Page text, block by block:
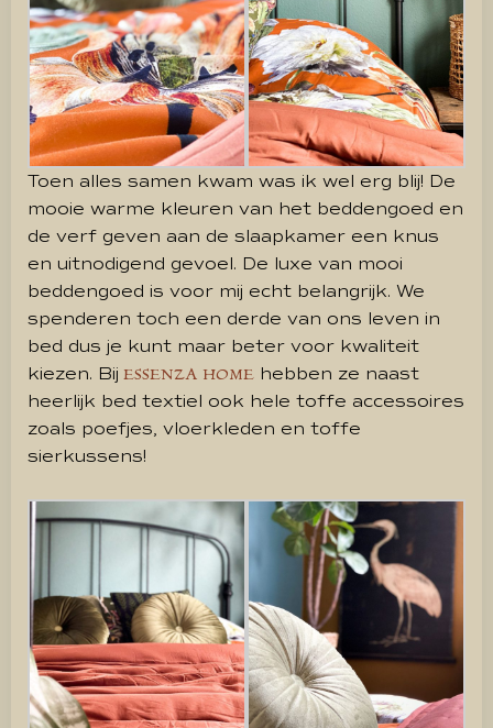
Toen alles samen kwam was ik wel erg blij! De
mooie warme kleuren van het beddengoed en
de verf geven aan de slaapkamer een knus
en uitnodigend gevoel. De luxe van mooi
beddengoed is voor mij echt belangrijk. We
spenderen toch een derde van ons leven in
bed dus je kunt maar beter voor kwaliteit
kiezen. Bij ESSENZA HOME hebben ze naast
heerlijk bed textiel ook hele toffe accessoires
zoals poefjes, vloerkleden en toffe
sierkussens!